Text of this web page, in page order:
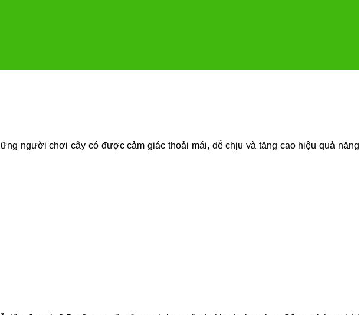
người chơi cây có được cảm giác thoải mái, dễ chịu và tăng cao hiệu quả năng